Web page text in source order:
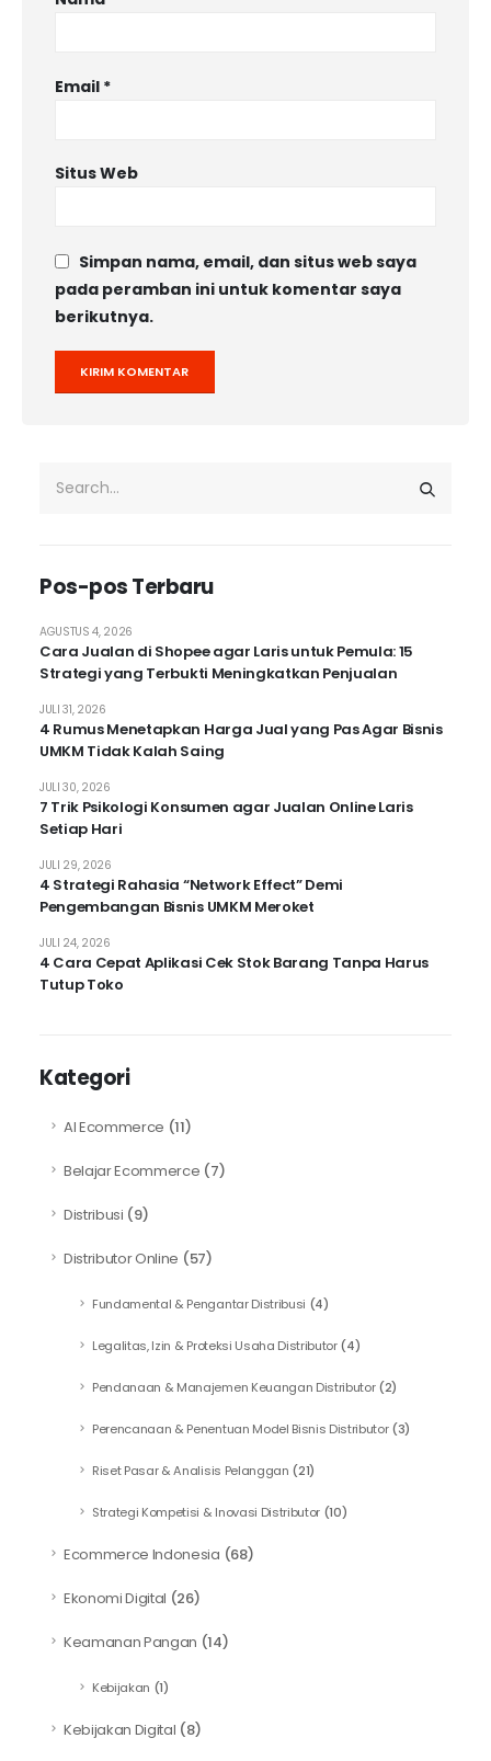
Email *
Situs Web
Simpan nama, email, dan situs web saya
pada peramban ini untuk komentar saya
berikutnya.
Pos-pos Terbaru
Cara Jualan di Shopee agar Laris untuk Pemula: 15
Strategi yang Terbukti Meningkatkan Penjualan
AGUSTUS 4, 2026
4 Rumus Menetapkan Harga Jual yang Pas Agar Bisnis
UMKM Tidak Kalah Saing
JULI 31, 2026
7 Trik Psikologi Konsumen agar Jualan Online Laris
Setiap Hari
JULI 30, 2026
4 Strategi Rahasia “Network Effect” Demi
Pengembangan Bisnis UMKM Meroket
JULI 29, 2026
4 Cara Cepat Aplikasi Cek Stok Barang Tanpa Harus
Tutup Toko
JULI 24, 2026
Kategori
AI Ecommerce (11)
Belajar Ecommerce (7)
Distribusi (9)
Distributor Online (57)
Fundamental & Pengantar Distribusi (4)
Legalitas, Izin & Proteksi Usaha Distributor(4)
Pendanaan & Manajemen Keuangan Distributor(2)
Perencanaan & Penentuan Model Bisnis Distributor(3)
Riset Pasar & Analisis Pelanggan (21)
Strategi Kompetisi & Inovasi Distributor (10)
Ecommerce Indonesia (68)
Ekonomi Digital (26)
Keamanan Pangan (14)
Kebijakan (1)
Kebijakan Digital (8)